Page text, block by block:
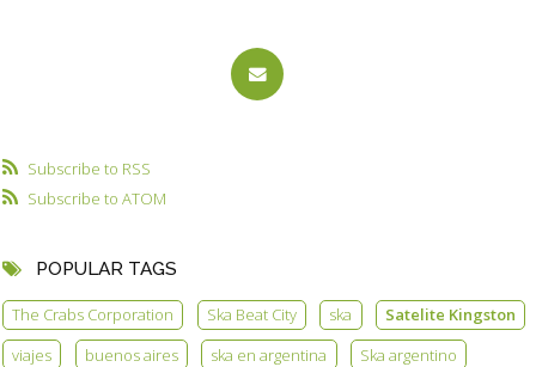
Subscribe to RSS
Subscribe to ATOM
POPULAR TAGS
The Crabs Corporation Ska Beat City ska
Satelite Kingston
viajes
buenos aires ska en argentina Ska argentino